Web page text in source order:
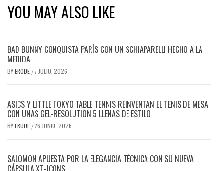
YOU MAY ALSO LIKE
BAD BUNNY CONQUISTA PARÍS CON UN SCHIAPARELLI HECHO A LA
MEDIDA
BYERODE / 7 JULIO, 2026
ASICS Y LITTLE TOKYO TABLE TENNIS REINVENTAN EL TENIS DE MESA
CON UNAS GEL-RESOLUTION 5 LLENAS DE ESTILO
BYERODE /26 JUNIO, 2026
SALOMON APUESTA POR LA ELEGANCIA TÉCNICA CON SU NUEVA
CÁPSULA XT-ICONS